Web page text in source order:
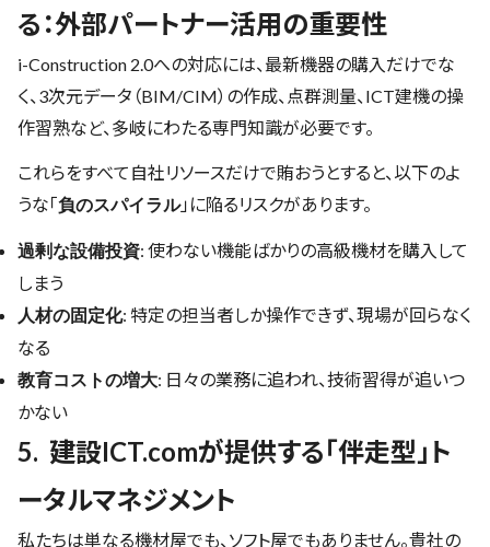
る：外部パートナー活用の重要性
i-Construction 2.0への対応には、最新機器の購入だけでな
く、3次元データ（BIM/CIM）の作成、点群測量、ICT建機の操
作習熟など、多岐にわたる専門知識が必要です。
これらをすべて自社リソースだけで賄おうとすると、以下のよ
うな「負のスパイラル」に陥るリスクがあります。
過剰な設備投資: 使わない機能ばかりの高級機材を購入して
しまう
人材の固定化: 特定の担当者しか操作できず、現場が回らなく
なる
教育コストの増大: 日々の業務に追われ、技術習得が追いつ
かない
5. 建設ICT.comが提供する「伴走型」ト
ータルマネジメント
私たちは単なる機材屋でも、ソフト屋でもありません。貴社の